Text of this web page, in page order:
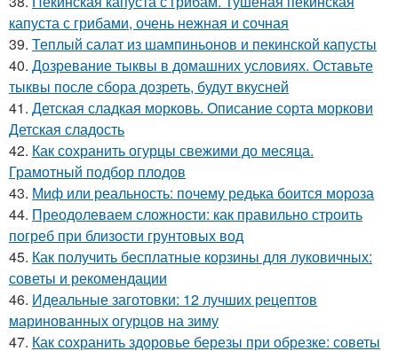
капуста с грибами, очень нежная и сочная
39. Теплый салат из шампиньонов и пекинской капусты
40. Дозревание тыквы в домашних условиях. Оставьте
тыквы после сбора дозреть, будут вкусней
41. Детская сладкая морковь. Описание сорта моркови
Детская сладость
42. Как сохранить огурцы свежими до месяца.
Грамотный подбор плодов
43. Миф или реальность: почему редька боится мороза
44. Преодолеваем сложности: как правильно строить
погреб при близости грунтовых вод
45. Как получить бесплатные корзины для луковичных:
советы и рекомендации
46. Идеальные заготовки: 12 лучших рецептов
маринованных огурцов на зиму
47. Как сохранить здоровье березы при обрезке: советы